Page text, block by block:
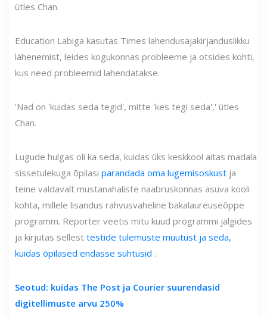
ütles Chan.
Education Labiga kasutas Times lahendusajakirjanduslikku
lähenemist, leides kogukonnas probleeme ja otsides kohti,
kus need probleemid lahendatakse.
'Nad on 'kuidas seda tegid', mitte 'kes tegi seda',' ütles
Chan.
Lugude hulgas oli ka seda, kuidas üks keskkool aitas madala
sissetulekuga õpilasi parandada oma lugemisoskust ja
teine ​​valdavalt mustanahaliste naabruskonnas asuva kooli
kohta, millele lisandus rahvusvaheline bakalaureuseõppe
programm. Reporter veetis mitu kuud programmi jälgides
ja kirjutas sellest testide tulemuste muutust ja seda,
kuidas õpilased endasse suhtusid .
Seotud: kuidas The Post ja Courier suurendasid
digitellimuste arvu 250%